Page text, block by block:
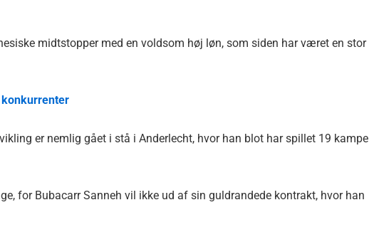
midtstopper med en voldsom høj løn, som siden har været en stor
er nemlig gået i stå i Anderlecht, hvor han blot har spillet 19 kampe
for Bubacarr Sanneh vil ikke ud af sin guldrandede kontrakt, hvor han